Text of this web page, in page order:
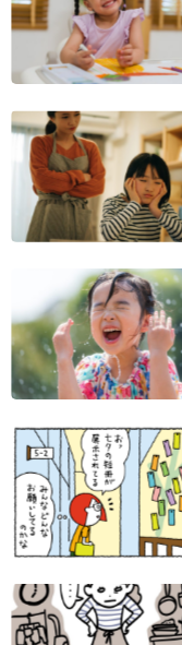
運動・あそび
英語
知育
料理
マネー
健康
「こそだてまっぷ」
サイトのご利⽤にあた